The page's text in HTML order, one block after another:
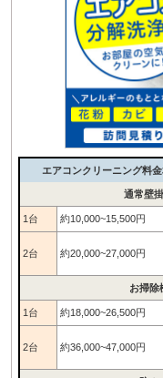
エアコンクリーニング料
通常壁
1台 約10,000~15,500円
2台 約20,000~27,000円
お掃除
1台 約18,000~26,500円
2台 約36,000~47,000円